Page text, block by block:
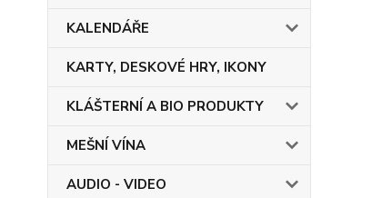
KALENDÁŘE
KARTY, DESKOVÉ HRY, IKONY
KLÁŠTERNÍ A BIO PRODUKTY
MEŠNÍ VÍNA
AUDIO - VIDEO